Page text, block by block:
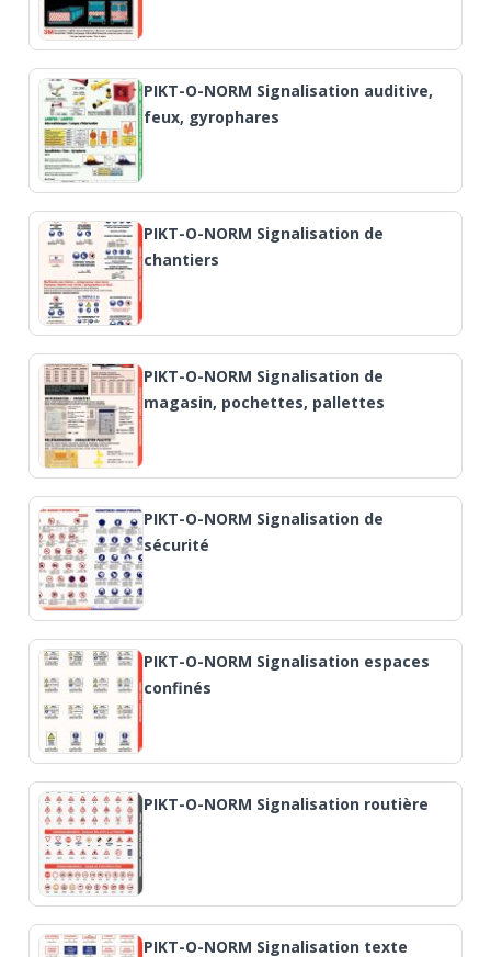
PIKT-O-NORM Signalisation auditive,
feux, gyrophares
PIKT-O-NORM Signalisation de
chantiers
PIKT-O-NORM Signalisation de
magasin, pochettes, pallettes
PIKT-O-NORM Signalisation de
sécurité
PIKT-O-NORM Signalisation espaces
confinés
PIKT-O-NORM Signalisation routière
PIKT-O-NORM Signalisation texte